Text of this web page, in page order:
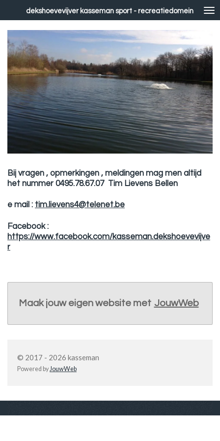
direct
naar
de
hoofdinhoud
dekshoevevijver kasseman sport - recreatiedomein
Bij vragen , opmerkingen , meldingen mag men altijd
het nummer 0495.78.67.07 Tim Lievens Bellen
e mail : tim.lievens4@telenet.be
Facebook :
https://www.facebook.com/kasseman.dekshoevevijve
r
Maak jouw eigen website met JouwWeb
© 2017 - 2026 kasseman
Powered by JouwWeb